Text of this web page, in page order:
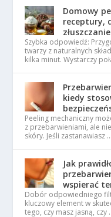
Domowy
receptury,
Szybka odpowiedź:
twarzy z naturalnych
kilka minut. Wystarczy
kiedy
Peeling mechaniczny
z przebarwieniami, ale
skóry. Jeśli zastanawiasz …
Jak
wspierać
Dobór odpowiedniego
kluczowy element w
tego, czy masz jasną, czy